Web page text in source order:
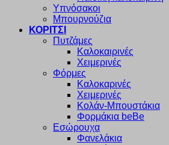
Υπνόσακοι
Μπουρνούζια
ΚΟΡΙΤΣΙ
Πυτζάμες
Καλοκαιρινές
Χειμερινές
Φόρμες
Καλοκαρινές
Χειμερινές
Κολάν-Μπουστάκια
Φορμάκια beBe
Εσώρουχα
Φανελάκια